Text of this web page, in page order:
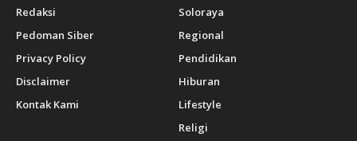
Redaksi
Pedoman Siber
Privacy Policy
Disclaimer
Kontak Kami
Soloraya
Regional
Pendidikan
Hiburan
Lifestyle
Religi